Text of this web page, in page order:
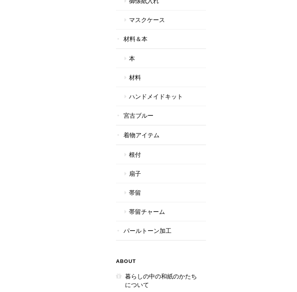
マスクケース
材料＆本
本
材料
ハンドメイドキット
宮古ブルー
着物アイテム
根付
扇子
帯留
帯留チャーム
パールトーン加工
ABOUT
暮らしの中の和紙のかたち
について